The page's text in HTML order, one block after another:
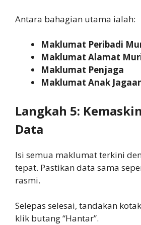
Antara bahagian utama ialah:
Maklumat Peribadi
Maklumat Alamat
Maklumat Penjaga
Maklumat Anak
Langkah 5:
Data
Isi semua maklumat terkini
tepat. Pastikan data sama
rasmi.
Selepas selesai, tandakan
klik butang “Hantar”.